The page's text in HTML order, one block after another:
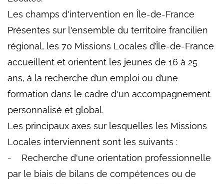
Les champs d'intervention en Île-de-France
Présentes sur l'ensemble du territoire francilien
régional, les 70 Missions Locales d’Île-de-France
accueillent et orientent les jeunes de 16 à 25
ans, à la recherche d’un emploi ou d’une
formation dans le cadre d'un accompagnement
personnalisé et global.
Les principaux axes sur lesquelles les Missions
Locales interviennent sont les suivants :
- Recherche d'une orientation professionnelle
par le biais de bilans de compétences ou de